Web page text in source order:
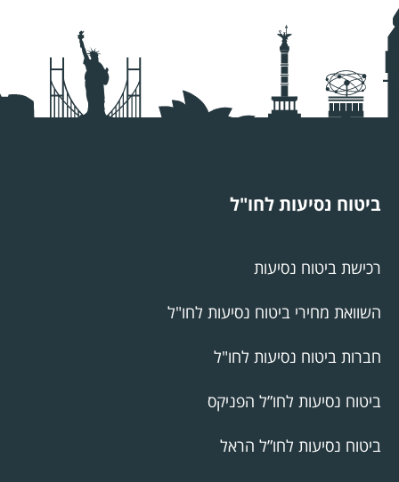
ביטוח נסיעות לחו"ל
רכישת ביטוח נסיעות
השוואת מחירי ביטוח נסיעות לחו"ל
חברות ביטוח נסיעות לחו"ל
ביטוח נסיעות לחו”ל הפניקס
ביטוח נסיעות לחו”ל הראל